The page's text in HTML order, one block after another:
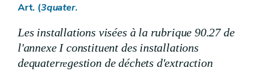
Art. (3quater.
Les installations visées à la rubrique 90.27 de
l'annexe Iconstituent des installations
dequaterregestion de déchets d'extraction